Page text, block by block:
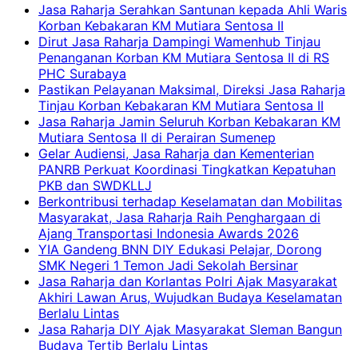
Jasa Raharja Serahkan Santunan kepada Ahli Waris
Korban Kebakaran KM Mutiara Sentosa II
Dirut Jasa Raharja Dampingi Wamenhub Tinjau
Penanganan Korban KM Mutiara Sentosa II di RS
PHC Surabaya
Pastikan Pelayanan Maksimal, Direksi Jasa Raharja
Tinjau Korban Kebakaran KM Mutiara Sentosa II
Jasa Raharja Jamin Seluruh Korban Kebakaran KM
Mutiara Sentosa II di Perairan Sumenep
Gelar Audiensi, Jasa Raharja dan Kementerian
PANRB Perkuat Koordinasi Tingkatkan Kepatuhan
PKB dan SWDKLLJ
Berkontribusi terhadap Keselamatan dan Mobilitas
Masyarakat, Jasa Raharja Raih Penghargaan di
Ajang Transportasi Indonesia Awards 2026
YIA Gandeng BNN DIY Edukasi Pelajar, Dorong
SMK Negeri 1 Temon Jadi Sekolah Bersinar
Jasa Raharja dan Korlantas Polri Ajak Masyarakat
Akhiri Lawan Arus, Wujudkan Budaya Keselamatan
Berlalu Lintas
Jasa Raharja DIY Ajak Masyarakat Sleman Bangun
Budaya Tertib Berlalu Lintas